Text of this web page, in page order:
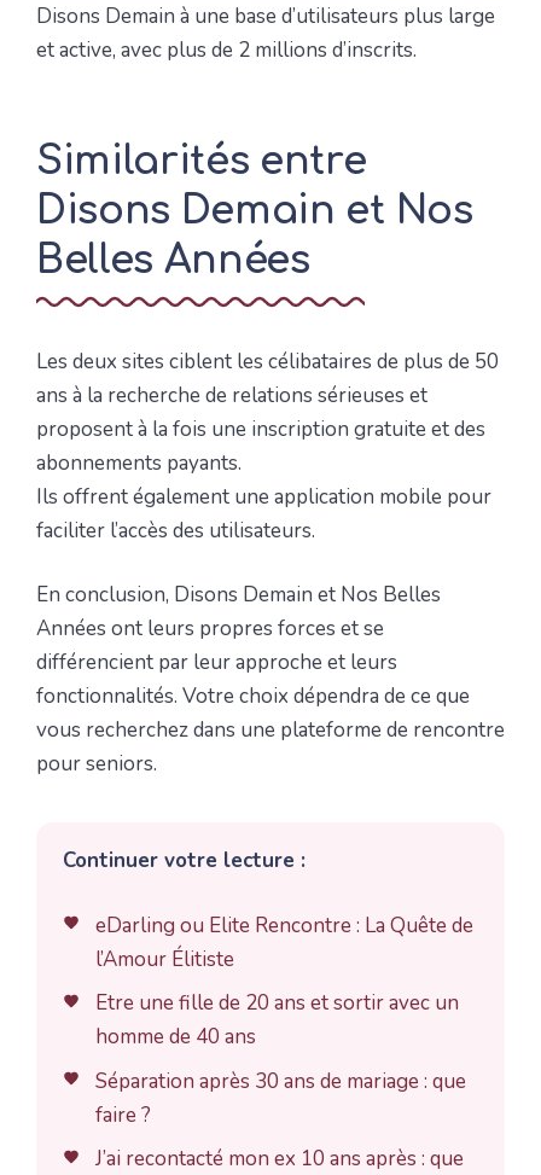
Disons Demain à une base d’utilisateurs plus large
et active, avec plus de 2 millions d’inscrits.
Similarités entre
Disons Demain et Nos
Belles Années
Les deux sites ciblent les célibataires de plus de 50
ans à la recherche de relations sérieuses et
proposent à la fois une inscription gratuite et des
abonnements payants.
Ils offrent également une application mobile pour
faciliter l’accès des utilisateurs.
En conclusion, Disons Demain et Nos Belles
Années ont leurs propres forces et se
différencient par leur approche et leurs
fonctionnalités. Votre choix dépendra de ce que
vous recherchez dans une plateforme de rencontre
pour seniors.
Continuer votre lecture :
eDarling ou Elite Rencontre : La Quête de
l’Amour Élitiste
Etre une fille de 20 ans et sortir avec un
homme de 40 ans
Séparation après 30 ans de mariage : que
faire ?
J’ai recontacté mon ex 10 ans après : que